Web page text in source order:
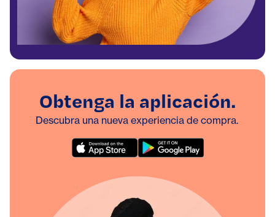
Obtenga la aplicación.
Descubra una nueva experiencia de compra.